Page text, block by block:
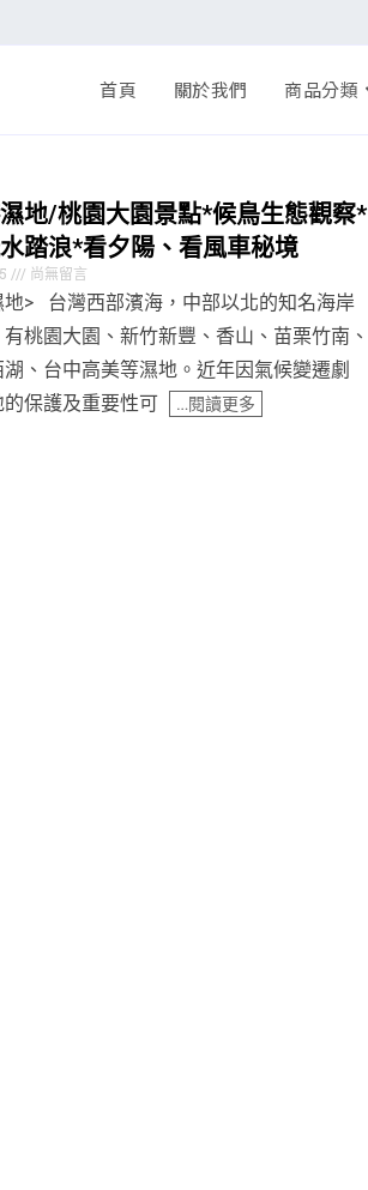
首頁 關於我們 商品分類
地/桃園大園景點*候鳥生態觀察*
踏浪*看夕陽、看風車秘境
尚無留言
地> 台灣西部濱海，中部以北的知名海岸
桃園大園、新竹新豐、香山、苗栗竹南、
、台中高美等濕地。近年因氣候變遷劇
保護及重要性可
…閱讀更多